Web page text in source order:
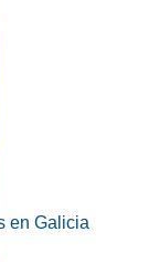
en Galicia